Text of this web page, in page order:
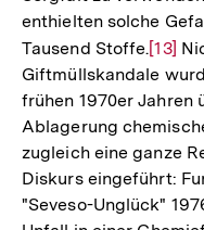
enthielten solche
Tausend Stoffe.Zur
der
[13]
Giftmüllskandale
frühen 1970er Jahren
Ablagerung
zugleich eine ganze
Diskurs eingeführt:
"Seveso-Unglück"